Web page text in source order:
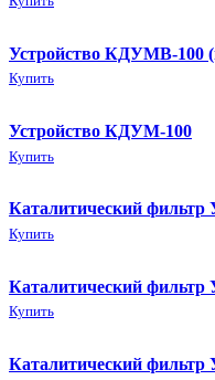
Устройство КДУМВ-100
Купить
Устройство КДУМ-100
Купить
Каталитический фильтр
Купить
Каталитический фильтр
Купить
Каталитический фильтр